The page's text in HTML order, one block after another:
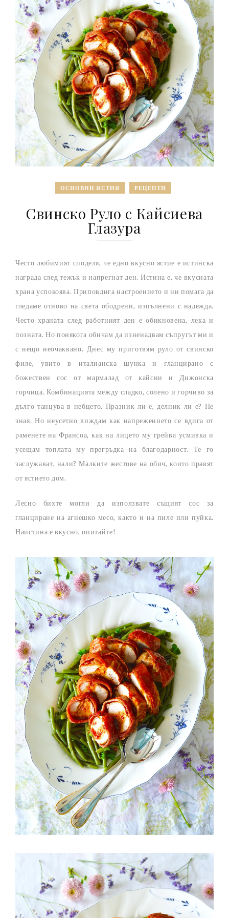
ОСНОВНИ ЯСТИЯ РЕЦЕПТИ
Свинско Руло с Кайсиева
Глазура
Често любимият споделя, че едно вкусно ястие е истинска
награда след тежък и напрегнат ден. Истина е, че вкусната
храна успокоява. Приповдига настроението и ни помага да
гледаме отново на света ободрени, изпълнени с надежда.
Често храната след работният ден е обикновена, лека и
позната. Но понякога обичам да изненадвам съпругът ми и
с нещо неочаквано. Днес му приготвям руло от свинско
филе, увито в италианска шунка и гланцирано с
божествен сос от мармалад от кайсии и Дижонска
горчица. Комбинацията между сладко, солено и горчиво за
дълго танцува в небцето. Празник ли е, делник ли е? Не
зная. Но неусетно виждам как напрежението се вдига от
раменете на Франсоа, как на лицето му грейва усмивка и
усещам топлата му прегръдка на благодарност. Те го
заслужават, нали? Малките жестове на обич, които правят
от ястието дом.
Лесно бихте могли да използвате същият сос за
гланциране на агнешко месо, както и на пиле или пуйка.
Наистина е вкусно, опитайте!